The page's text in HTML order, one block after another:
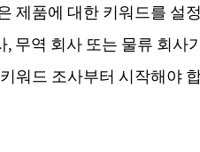
제품에 대한 키워드를 설
무역 회사 또는 물류 회사
워드 조사부터 시작해야